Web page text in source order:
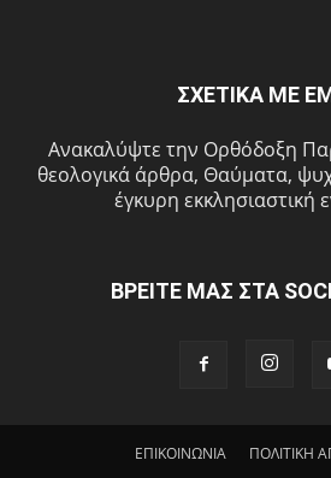
ΣΧΕΤΙΚΑ ΜΕ
Ανακαλύψτε την Ορθόδοξη
θεολογικά άρθρα, Θαύματα,
έγκυρη εκκλησιαστική
ΒΡΕΙΤΕ ΜΑΣ ΣΤΑ
ΕΠΙΚΟΙΝΩΝΙΑ ΠΟΛΙΤΙΚΗ